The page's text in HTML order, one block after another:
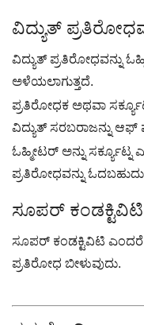
ವಿದ್ಯುತ್
ವಿದ್ಯುತ್ ಪ್ರತಿರೋಧವನ್ನು
ಅಳೆಯಲಾಗುತ್ತದೆ.
ಪ್ರತಿರೋಧಕ ಅಥವಾ
ವಿದ್ಯುತ್ ಸರಬರಾಜನ್ನು ಆಫ್
ಓಹ್ಮೀಟರ್ ಅನ್ನು
ಪ್ರತಿರೋಧವನ್ನು
ಸೂಪರ್ ಕಂಡಕ್ಟಿವಿಟಿ
ಸೂಪರ್ ಕಂಡಕ್ಟಿವಿಟಿ ಎಂದರೆ
ಪ್ರತಿರೋಧ ಬೀಳುವುದು.